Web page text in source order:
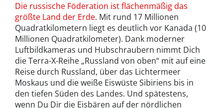
Die russische Föderation ist flächenmäßig das
größte Land der Erde. Mit rund 17 Millionen
Quadratkilometern liegt es deutlich vor Kanada (10
Millionen Quadratkilometer). Dank moderner
Luftbildkameras und Hubschraubern nimmt Dich
die Terra-X-Reihe „Russland von oben“ mit auf eine
Reise durch Russland, über das Lichtermeer
Moskaus und die weiße Eiswüste Sibiriens bis in
den tiefen Süden des Landes. Und spätestens,
wenn Du Dir die Eisbären auf der nördlichen